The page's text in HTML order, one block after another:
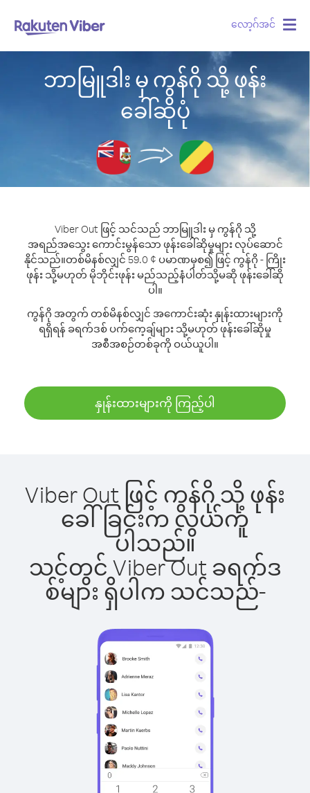
လော့ဂ်အင်
ဘာမြူဒါး မှ ကွန်ဂို သို့ ဖုန်း
ခေါ်ဆိုပုံ
Viber Out ဖြင့် သင်သည် ဘာမြူဒါး မှ ကွန်ဂို သို့
အရည်အသွေး ကောင်းမွန်သော ဖုန်းခေါ်ဆိုမှုများ လုပ်ဆောင်
နိုင်သည်။တစ်မိနစ်လျှင် 59.0 ¢ ပမာဏမှစ၍ ဖြင့် ကွန်ဂို - ကြိုး
ဖုန်း သို့မဟုတ် မိုဘိုင်းဖုန်း မည်သည့်နံပါတ်သို့မဆို ဖုန်းခေါ်ဆို
ပါ။
ကွန်ဂို အတွက် တစ်မိနစ်လျှင် အကောင်းဆုံး နှုန်းထားများကို
ရရှိရန် ခရက်ဒစ် ပက်ကေ့ချ်များ သို့မဟုတ် ဖုန်းခေါ်ဆိုမှု
အစီအစဉ်တစ်ခုကို ဝယ်ယူပါ။
နှုန်းထားများကို ကြည့်ပါ
Viber Out ဖြင့် ကွန်ဂို သို့ ဖုန်း
ခေါ်ခြင်းက လွယ်ကူ
ပါသည်။
သင့်တွင် Viber Out ခရက်ဒ
စ်များ ရှိပါက သင်သည်-